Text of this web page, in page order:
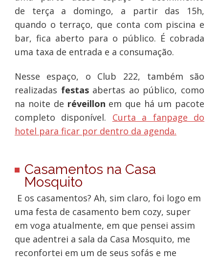
de terça a domingo, a partir das 15h,
quando o terraço, que conta com piscina e
bar, fica aberto para o público. É cobrada
uma taxa de entrada e a consumação.
Nesse espaço, o Club 222, também são
realizadas festasabertas ao público, como
na noite de réveillon em que há um pacote
completo disponível. Curta a fanpage do
hotel para ficar por dentro da agenda.
Casamentos na Casa
Mosquito
E os casamentos? Ah, sim claro, foi logo em
uma festa de casamento bem cozy, super
em voga atualmente, em que pensei assim
que adentrei a sala da Casa Mosquito, me
reconfortei em um de seus sofás e me